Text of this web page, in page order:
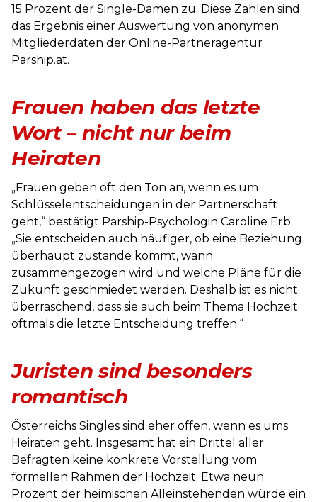
15 Prozent der Single-Damen zu. Diese Zahlen sind
das Ergebnis einer Auswertung von anonymen
Mitgliederdaten der Online-Partneragentur
Parship.at.
Frauen haben das letzte
Wort – nicht nur beim
Heiraten
„Frauen geben oft den Ton an, wenn es um
Schlüsselentscheidungen in der Partnerschaft
geht,“ bestätigt Parship-Psychologin Caroline Erb.
„Sie entscheiden auch häufiger, ob eine Beziehung
überhaupt zustande kommt, wann
zusammengezogen wird und welche Pläne für die
Zukunft geschmiedet werden. Deshalb ist es nicht
überraschend, dass sie auch beim Thema Hochzeit
oftmals die letzte Entscheidung treffen.“
Juristen sind besonders
romantisch
Österreichs Singles sind eher offen, wenn es ums
Heiraten geht. Insgesamt hat ein Drittel aller
Befragten keine konkrete Vorstellung vom
formellen Rahmen der Hochzeit. Etwa neun
Prozent der heimischen Alleinstehenden würde ein